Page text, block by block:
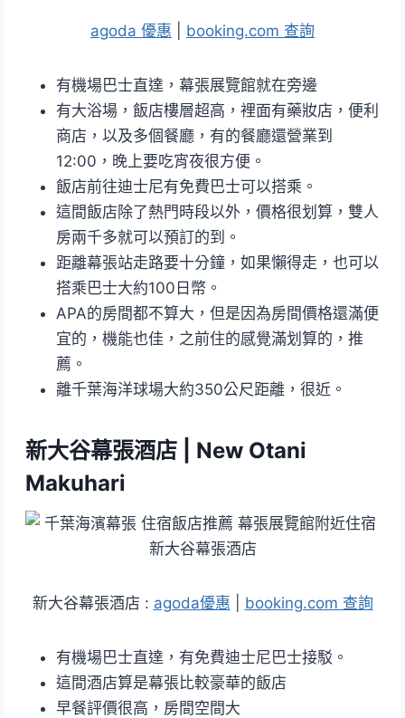
agoda 優惠 booking.com 查詢
有機場巴士直達，幕張展覽館就在旁邊
有大浴場，飯店樓層超高，裡面有藥妝店，便利
商店，以及多個餐廳，有的餐廳還營業到
12:00，晚上要吃宵夜很方便。
飯店前往迪士尼有免費巴士可以搭乘。
這間飯店除了熱門時段以外，價格很划算，雙人
房兩千多就可以預訂的到。
距離幕張站走路要十分鐘，如果懶得走，也可以
搭乘巴士大約100日幣。
APA的房間都不算大，但是因為房間價格還滿便
宜的，機能也佳，之前住的感覺滿划算的，推
薦。
離千葉海洋球場大約350公尺距離，很近。
新大谷幕張酒店 | New Otani
Makuhari
新大谷幕張酒店 : agoda優惠 booking.com 查詢
有機場巴士直達，有免費迪士尼巴士接駁。
這間酒店算是幕張比較豪華的飯店
早餐評價很高，房間空間大